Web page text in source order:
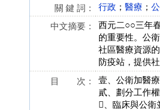
關 鍵 詞：
行政 ； 醫療 ；
中文摘要：
西元二○○三年
的重要性。公
社區醫療資源
防疫站，提供
目 次：
壹、公衛加醫
貳、劃分工作
、臨床與公